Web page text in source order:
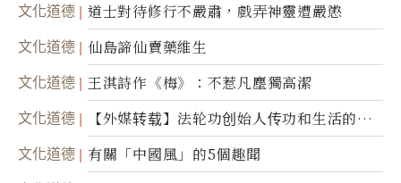
文化道德 道士對待修行不嚴肅，戲弄神靈遭嚴懲
文化道德 仙島諦仙賣藥維生
文化道德 王淇詩作《梅》：不惹凡塵獨高潔
文化道德
【外媒转载】法轮功创始人传功和生活的故
事
文化道德 有關「中國風」的5個趣聞